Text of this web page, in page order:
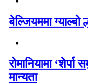
बेल्जियममा
रोमानियामा
मान्यता